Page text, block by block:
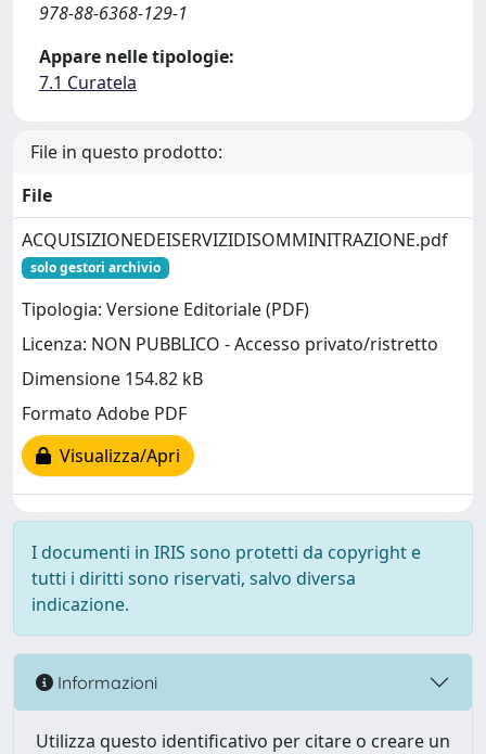
978-88-6368-129-1
Appare nelle tipologie:
7.1 Curatela
File in questo prodotto:
File
ACQUISIZIONEDEISERVIZIDISOMMINITRAZIONE.pdf
solo gestori archivio
Tipologia: Versione Editoriale (PDF)
Licenza: NON PUBBLICO - Accesso privato/ristretto
Dimensione 154.82 kB
Formato Adobe PDF
Visualizza/Apri
I documenti in IRIS sono protetti da copyright e
tutti i diritti sono riservati, salvo diversa
indicazione.
Informazioni
Utilizza questo identificativo per citare o creare un